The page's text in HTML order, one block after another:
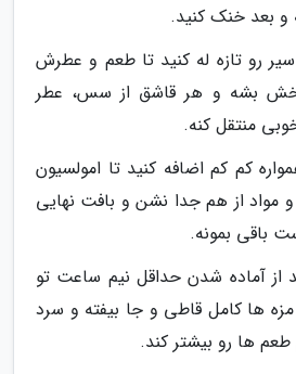
بعد خنک کنید.
رو تازه له کنید تا طعم و عطرش
بشه و هر قاشق از سس، عطر
منتقل کنه.
کم کم اضافه کنید تا امولسیون
مواد از هم جدا نشن و بافت نهایی
باقی بمونه.
از آماده شدن حداقل نیم ساعت تو
مزه ها کامل قاطی و جا بیفته و سرد
ها رو بیشتر کند.